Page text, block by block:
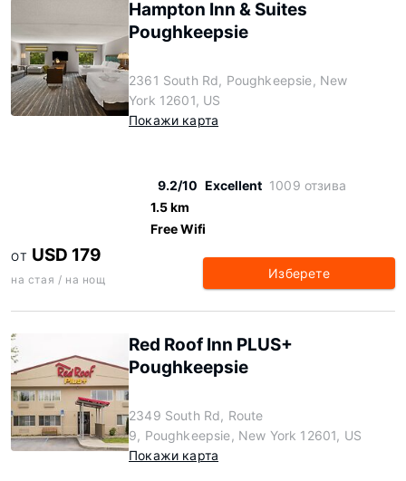
Hampton Inn & Suites
Poughkeepsie
2361 South Rd, Poughkeepsie, New
York 12601, US
Покажи карта
9.2/10 Excellent 1009 отзива
1.5 km
Free Wifi
ОТ USD 179
на стая / на нощ Изберете
Red Roof Inn PLUS+
Poughkeepsie
2349 South Rd, Route
9, Poughkeepsie, New York 12601, US
Покажи карта